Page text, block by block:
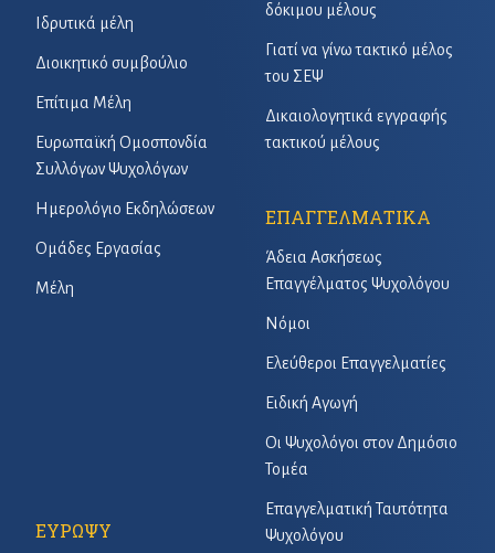
Ιδρυτικά μέλη
Διοικητικό συμβούλιο
Επίτιμα Μέλη
Ευρωπαϊκή Ομοσπονδία
Συλλόγων Ψυχολόγων
Ημερολόγιο Εκδηλώσεων
Ομάδες Εργασίας
Μέλη
δόκιμου μέλους
Γιατί να γίνω τακτικό μέλος
του ΣΕΨ
Δικαιολογητικά εγγραφής
τακτικού μέλους
ΕΠΑΓΓΕΛΜΑΤΙΚΑ
Άδεια Ασκήσεως
Επαγγέλματος Ψυχολόγου
Νόμοι
Ελεύθεροι Επαγγελματίες
Ειδική Αγωγή
Οι Ψυχολόγοι στον Δημόσιο
Τομέα
Επαγγελματική Ταυτότητα
Ψυχολόγου
ΕΥΡΩΨΥ